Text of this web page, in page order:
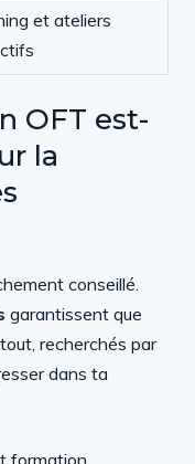
et ateliers
OFT est-
la
conseillé.
garantissent que
recherchés par
dans ta
formation